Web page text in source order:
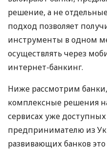
решение, а не
подход позволяет
инструменты в одном
осуществлять через
интернет-банкинг.
Ниже рассмотрим
комплексные решения
сервисах уже
предпринимателю из
развивающих банков